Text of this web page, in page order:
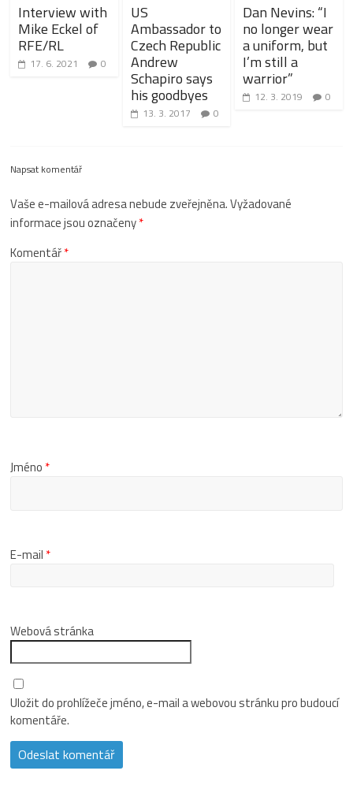
Interview with
Mike Eckel of
RFE/RL
17. 6. 2021 0
US
Ambassador to
Czech Republic
Andrew
Schapiro says
his goodbyes
13. 3. 2017 0
Dan Nevins: “I
no longer wear
a uniform, but
I’m still a
warrior”
12. 3. 2019 0
Napsat komentář
Vaše e-mailová adresa nebude zveřejněna.Vyžadované
informace jsou označeny*
Komentář*
Jméno *
E-mail *
Webová stránka
Uložit do prohlížeče jméno, e-mail a webovou stránku pro budoucí
komentáře.